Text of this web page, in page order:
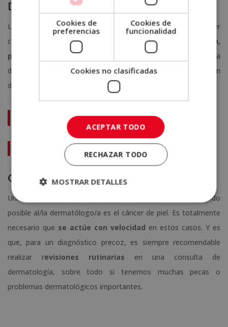
Dermatitis
La dermatitis causa una irritación en la piel que puede tener
como consecuencias:
sequedad, sarpullidos, irritación,
picazón, costrasy otras muchas formas. Visitar a un/a
dermatólogo/a lo más pronto posible puede facilitarte un
diagnóstico y tratamiento efectivo contra esta afección.
Te puede interesar:
Aprende las causas de la dermatitis por estrés
Cáncer de piel
Uno de los factores más importantes para asistir lo más rápido
posible al/la dermatólogo/a es el cáncer de piel. Es totalmente
necesario que se actúe con velocidad en estos casos. Y es
que, para un diagnóstico precoz, es siempre recomendable
realizar revisiones rutinarias en una consulta de
dermatología, sobre todo si tenemos muchas pecas o
problemas dermatológicos importantes.
Cookies de
preferencias
Cookies de
funcionalidad
Cookies no clasificadas
ACEPTAR TODO
RECHAZAR TODO
MOSTRAR DETALLES